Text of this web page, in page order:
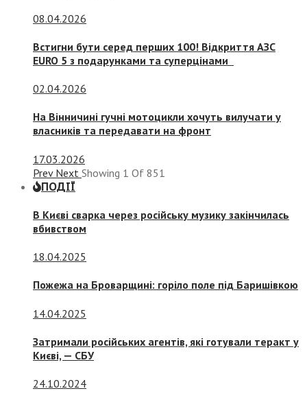
08.04.2026
Встигни бути серед перших 100! Відкриття АЗС
EURO 5 з подарунками та суперцінами
02.04.2026
На Вінничині гучні мотоцикли хочуть вилучати у
власників та передавати на фронт
17.03.2026
Prev Next Showing 1 Of 851
ПОДІЇ
В Києві сварка через російську музику закінчилась
вбивством
18.04.2025
Пожежа на Броварщині: горіло поле під Баришівкою
14.04.2025
Затримали російських агентів, які готували теракт у
Києві, — СБУ
24.10.2024